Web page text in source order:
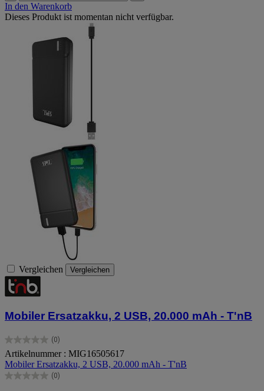
In den Warenkorb
Dieses Produkt ist momentan nicht verfügbar.
Vergleichen Vergleichen
Mobiler Ersatzakku, 2 USB, 20.000 mAh ‑ T'nB
(0)
0.0
von
5
Sternen.
Artikelnummer : MIG16505617
Mobiler Ersatzakku, 2 USB, 20.000 mAh ‑ T'nB
(0)
0.0